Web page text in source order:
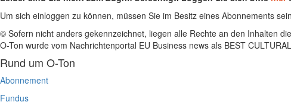
Um sich einloggen zu können, müssen Sie im Besitz eines Abonnements
© Sofern nicht anders gekennzeichnet, liegen alle Rechte an den Inhalten
O-Ton wurde vom Nachrichtenportal EU Business news als BEST
Rund um O-Ton
Abonnement
Fundus